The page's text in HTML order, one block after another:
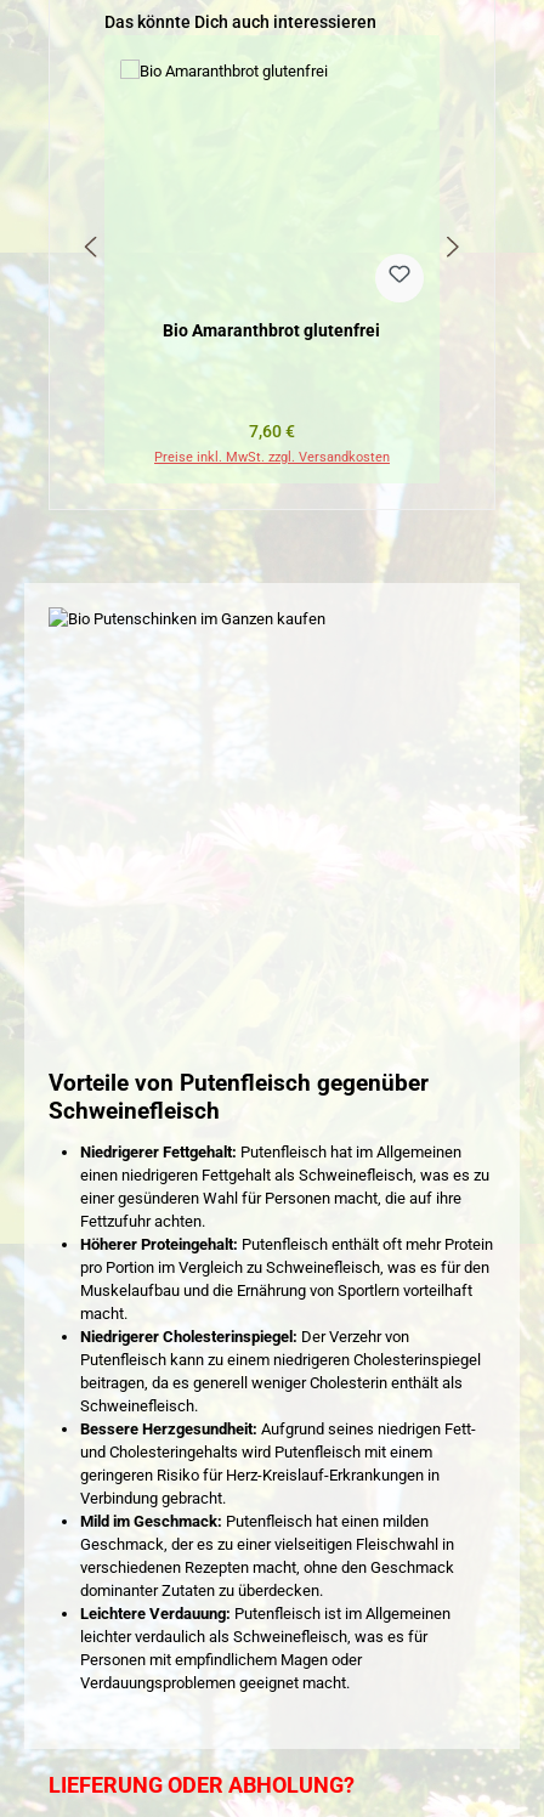
Produktgalerie überspringen
Das könnte Dich auch interessieren
Bio Amaranthbrot glutenfrei
Regulärer Preis:
7,60 €
Preise inkl. MwSt. zzgl. Versandkosten
Vorteile von Putenfleisch gegenüber
Schweinefleisch
Niedrigerer Fettgehalt: Putenfleisch hat im Allgemeinen
einen niedrigeren Fettgehalt als Schweinefleisch, was es zu
einer gesünderen Wahl für Personen macht, die auf ihre
Fettzufuhr achten.
Höherer Proteingehalt: Putenfleisch enthält oft mehr Protein
pro Portion im Vergleich zu Schweinefleisch, was es für den
Muskelaufbau und die Ernährung von Sportlern vorteilhaft
macht.
Niedrigerer Cholesterinspiegel: Der Verzehr von
Putenfleisch kann zu einem niedrigeren Cholesterinspiegel
beitragen, da es generell weniger Cholesterin enthält als
Schweinefleisch.
Bessere Herzgesundheit: Aufgrund seines niedrigen Fett-
und Cholesteringehalts wird Putenfleisch mit einem
geringeren Risiko für Herz-Kreislauf-Erkrankungen in
Verbindung gebracht.
Mild im Geschmack: Putenfleisch hat einen milden
Geschmack, der es zu einer vielseitigen Fleischwahl in
verschiedenen Rezepten macht, ohne den Geschmack
dominanter Zutaten zu überdecken.
Leichtere Verdauung: Putenfleisch ist im Allgemeinen
leichter verdaulich als Schweinefleisch, was es für
Personen mit empfindlichem Magen oder
Verdauungsproblemen geeignet macht.
LIEFERUNG ODER ABHOLUNG?